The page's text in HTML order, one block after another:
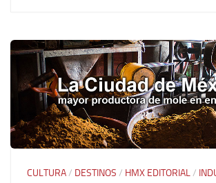
CULTURA/ DESTINOS / HMX EDITORIAL/